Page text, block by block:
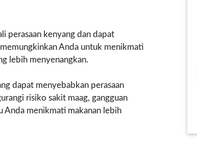
perasaan kenyang dan dapat
Anda untuk menikmati
lebih menyenangkan.
dapat menyebabkan perasaan
risiko sakit maag, gangguan
Anda menikmati makanan lebih